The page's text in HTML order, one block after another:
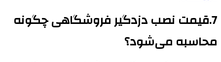
7.قیمت نصب دزدگیر فروشگاهی چگونه
محاسبه می‌شود؟